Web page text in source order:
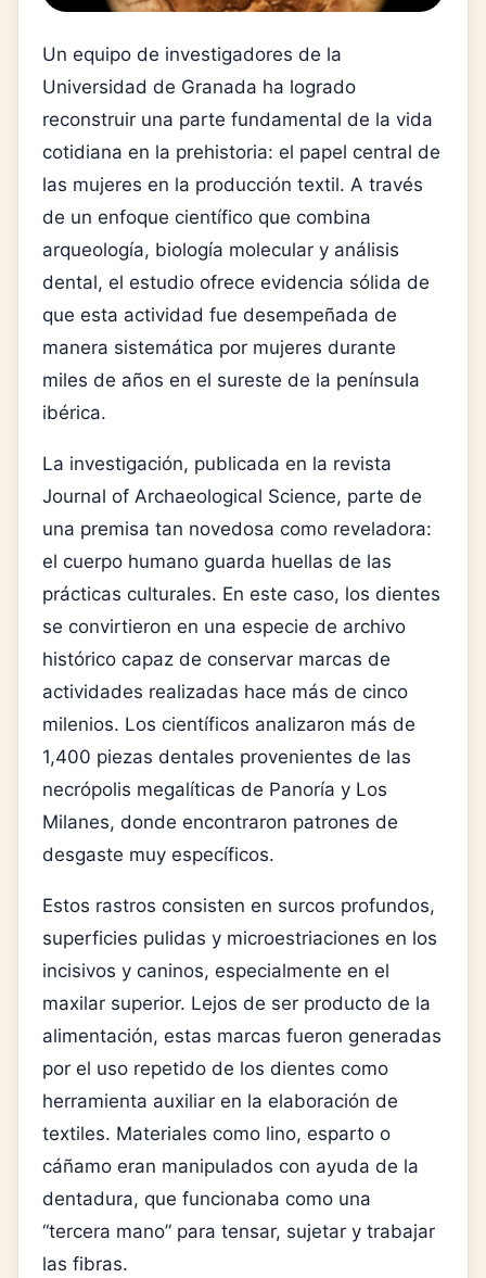
Un equipo de investigadores de la
Universidad de Granada ha logrado
reconstruir una parte fundamental de la vida
cotidiana en la prehistoria: el papel central de
las mujeres en la producción textil. A través
de un enfoque científico que combina
arqueología, biología molecular y análisis
dental, el estudio ofrece evidencia sólida de
que esta actividad fue desempeñada de
manera sistemática por mujeres durante
miles de años en el sureste de la península
ibérica.
La investigación, publicada en la revista
Journal of Archaeological Science, parte de
una premisa tan novedosa como reveladora:
el cuerpo humano guarda huellas de las
prácticas culturales. En este caso, los dientes
se convirtieron en una especie de archivo
histórico capaz de conservar marcas de
actividades realizadas hace más de cinco
milenios. Los científicos analizaron más de
1,400 piezas dentales provenientes de las
necrópolis megalíticas de Panoría y Los
Milanes, donde encontraron patrones de
desgaste muy específicos.
Estos rastros consisten en surcos profundos,
superficies pulidas y microestriaciones en los
incisivos y caninos, especialmente en el
maxilar superior. Lejos de ser producto de la
alimentación, estas marcas fueron generadas
por el uso repetido de los dientes como
herramienta auxiliar en la elaboración de
textiles. Materiales como lino, esparto o
cáñamo eran manipulados con ayuda de la
dentadura, que funcionaba como una
“tercera mano” para tensar, sujetar y trabajar
las fibras.